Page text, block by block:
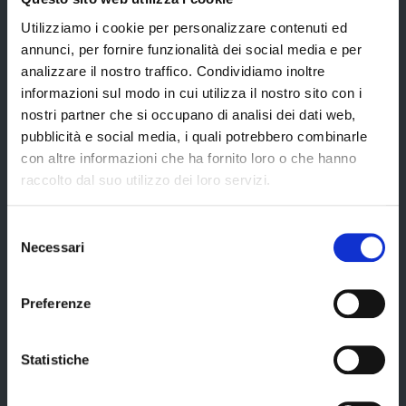
Utilizziamo i cookie per personalizzare contenuti ed
annunci, per fornire funzionalità dei social media e per
analizzare il nostro traffico. Condividiamo inoltre
informazioni sul modo in cui utilizza il nostro sito con i
nostri partner che si occupano di analisi dei dati web,
pubblicità e social media, i quali potrebbero combinarle
con altre informazioni che ha fornito loro o che hanno
raccolto dal suo utilizzo dei loro servizi.
delNecessari
Preferenze
Statistiche
Provincia di Modena
Amministrazione
Elezioni del Presidente della Provincia del 28/01/2023